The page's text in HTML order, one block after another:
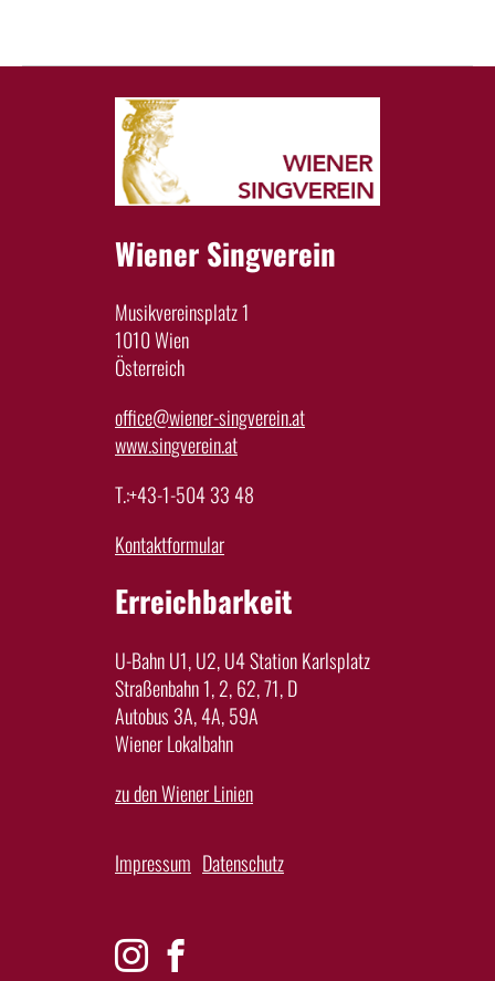
Wiener Singverein
Musikvereinsplatz 1
1010 Wien
Österreich
office@wiener-singverein.at
www.singverein.at
T.:+43-1-504 33 48
Kontaktformular
Erreichbarkeit
U-Bahn U1, U2, U4 Station Karlsplatz
Straßenbahn 1, 2, 62, 71, D
Autobus 3A, 4A, 59A
Wiener Lokalbahn
zu den Wiener Linien
Impressum Datenschutz